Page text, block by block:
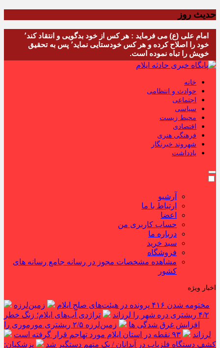
حدیث روز
امام علی (ع) می فرماید : هر کس از خود بدگویی و انتقاد کند٬
خود را اصلاح کرده و هر کس خودستایی نماید٬ پس به تحقیق
خویش را تباه نموده است.
خانه
حوادث و انتظامی
اجتماعی
سیاسی
محیط زیست
اقتصادی
فرهنگی هنری
شهروند خبرنگار
یادداشت
آرشیو
ارتباط با ما
اعضا
حساب کاربری من
درباره ما
سبد خرید
فروشگاه
مشاهده مشخصات مجوز در رسانه جامع رسانه های
کشور
اخبار ویژه
مختومه شدن ۴۱۶ پرونده در هیئت‌های صلح ایلام
زمین‌لرزه
۴/۲ ریشتری دره شهر را لرزاند
تراژدی آب‌های ایلام؛ زنگ خطر
افزایش غرق شدگی ها
زمین‌لرزه ۲/۵ ریشتری مورموری را
لرزاند
۹۳ نقطه در استان ایلام مورد تهاجم قرار گرفته است
کشف دستگاه فلزیاب در آبدانان / یک متهم دستگیر شد
پزشکیان: